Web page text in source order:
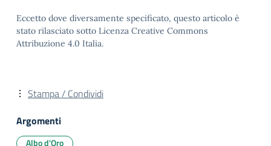
Eccetto dove diversamente specificato, questo articolo è
stato rilasciato sotto Licenza Creative Commons
Attribuzione 4.0 Italia.
Stampa / Condividi
Argomenti
Albo d'Oro